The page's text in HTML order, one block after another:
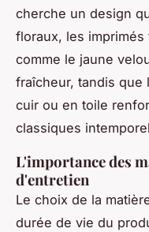
cherche un design
floraux, les
comme le jaune
fraîcheur, tandis que
cuir ou en toile
classiques
L'importance des
d'entretien
Le choix de la
durée de vie du